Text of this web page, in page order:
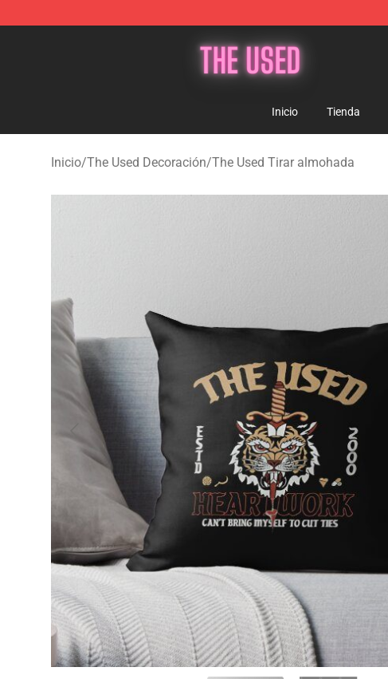
Inicio Tienda
Inicio/The Used Decoración/The Used Tirar almohada